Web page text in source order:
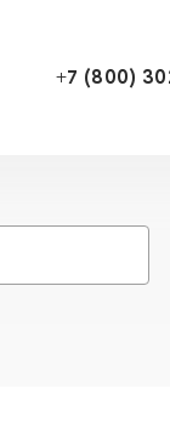
+7 (800)